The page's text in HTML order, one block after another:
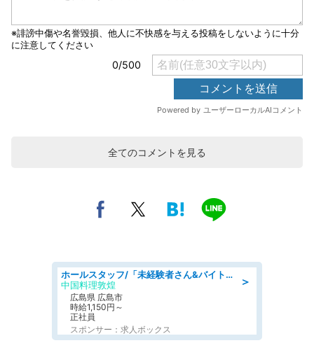
全てのコメントを見る
＞
ホールスタッフ/「未経験者さん&バイトデビューも大歓迎」残業ほぼなし×1日3時間〜勤務OK!フォロー体制も充実/広島県/広島市南区
中国料理敦煌
広島県 広島市
時給1,150円～
正社員
スポンサー：求人ボックス